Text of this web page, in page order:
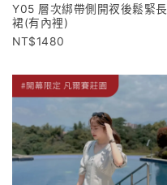
Y05 層次綁帶側開衩後鬆緊長
裙(有內裡)
1480